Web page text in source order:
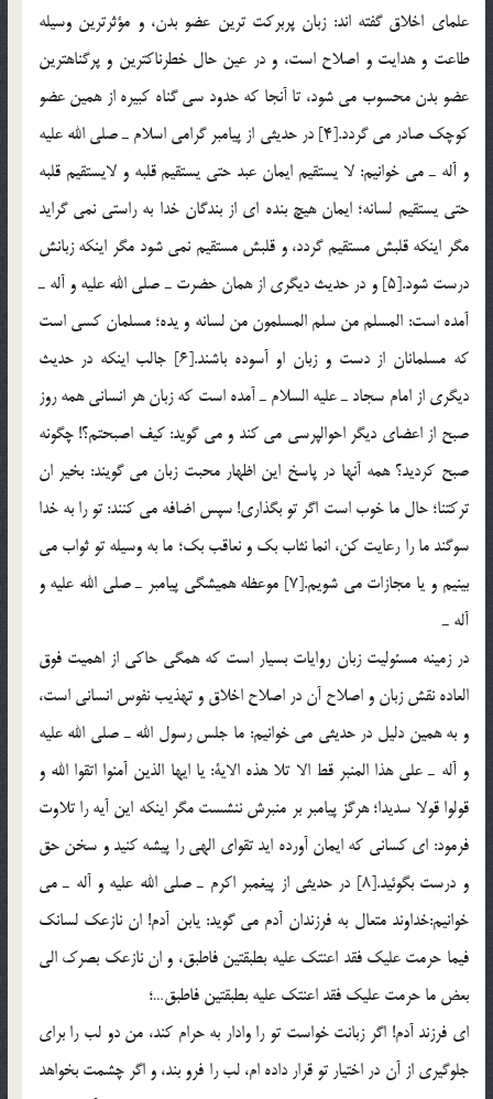
علماي اخلاق گفته اند: زبان پربركت ترين عضو بدن، و مؤثرترين وسيله
طاعت و هدايت و اصلاح است،‌ و در عين حال خطرناكترين و پرگناهترين
عضو بدن محسوب مي شود، تا آنجا كه حدود سي گناه كبيره از همين عضو
كوچك صادر مي گردد.[4] در حديثي از پيامبر گرامي اسلام ـ صلي الله عليه
و آله ـ مي خوانيم: لا يستقيم ايمان عبد حتي يستقيم قلبه و لايستقيم قلبه
حتي يستقيم لسانه؛ ايمان هيچ بنده اي از بندگان خدا به راستي نمي گرايد
مگر اينكه قلبش مستقيم گردد، و قلبش مستقيم نمي شود مگر اينكه زبانش
درست شود.[5] و در حديث ديگري از همان حضرت ـ صلي الله عليه و آله ـ
آمده است: المسلم من سلم المسلمون من لسانه و يده؛ مسلمان كسي است
كه مسلمانان از دست و زبان او آسوده باشند.[6] جالب اينكه در حديث
ديگري از امام سجاد ـ عليه السلام ـ آمده است كه زبان هر انساني همه روز
صبح از اعضاي ديگر احوالپرسي مي كند و مي گويد: كيف اصبحتم؟! چگونه
صبح كرديد؟ همه آنها در پاسخ اين اظهار محبت زبان مي گويند: بخير ان
تركتنا؛ حال ما خوب است اگر تو بگذاري! سپس اضافه مي كنند: تو را به خدا
سوگند ما را رعايت كن، انما نثاب بك و نعاقب بك؛ ما به وسيله تو ثواب مي
بينيم و يا مجازات مي شويم.[7] موعظه هميشگي پيامبر ـ صلي الله عليه و
آله ـ
در زمينه مسئوليت زبان روايات بسيار است كه همگي حاكي از اهميت فوق
العاده نقش زبان و اصلاح آن در اصلاح اخلاق و تهذيب نفوس انساني است،
و به همين دليل در حديثي مي خوانيم: ما جلس رسول الله ـ صلي الله عليه
و آله ـ علي هذا المنبر قط الا تلا هذه الاية: يا ايها الذين آمنوا اتقوا الله و
قولوا قولا سديدا؛ هرگز پيامبر بر منبرش ننشست مگر اينكه اين آيه را تلاوت
فرمود: اي كساني كه ايمان آورده ايد تقواي الهي را پيشه كنيد و سخن حق
و درست بگوئيد.[8] در حديثي از پيغمبر اكرم ـ صلي الله عليه و آله ـ مي
خوانيم:‌خداوند متعال به فرزندان آدم مي گويد: يابن آدم! ان نازعك لسانك
فيما حرمت عليك فقد اعنتك عليه بطبقتين فاطبق، و ان نازعك بصرك الي
بعض ما حرمت عليك فقد اعنتك عليه بطبقتين فاطبق…؛
اي فرزند آدم! اگر زبانت خواست تو را وادار به حرام كند، من دو لب را براي
جلوگيري از آن در اختيار تو قرار داده‌ ام، لب را فرو بند، و اگر چشمت بخواهد